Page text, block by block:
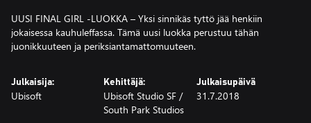
UUSI FINAL GIRL -LUOKKA – Yksi sinnikäs tyttö jää henkiin
jokaisessa kauhuleffassa. Tämä uusi luokka perustuu tähän
juonikkuuteen ja periksiantamattomuuteen.
Julkaisija:
Ubisoft
Kehittäjä:
Ubisoft Studio SF /
South Park Studios
Julkaisupäivä
31.7.2018